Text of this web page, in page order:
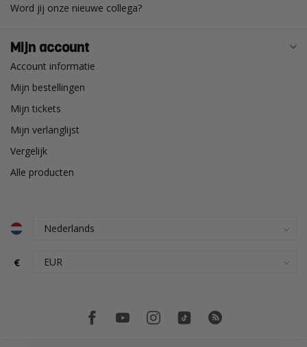
Word jij onze nieuwe collega?
Mijn account
Account informatie
Mijn bestellingen
Mijn tickets
Mijn verlanglijst
Vergelijk
Alle producten
€